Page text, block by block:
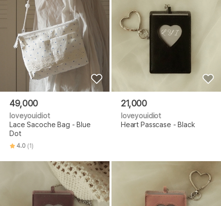
49,000
loveyouidiot
Lace Sacoche Bag - Blue
Dot
4.0 (1)
21,000
loveyouidiot
Heart Passcase - Black